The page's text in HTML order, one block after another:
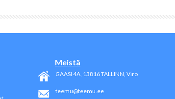
Meistä
GAASI 4A, 13816TALLINN, Viro
teemu@teemu.ee